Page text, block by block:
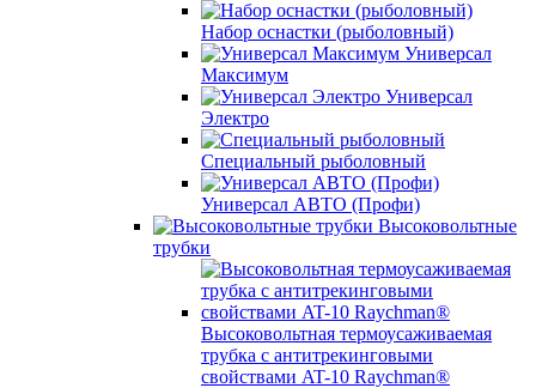
Набор оснастки (рыболовный)
Универсал
Максимум
Универсал
Электро
Специальный рыболовный
Универсал АВТО (Профи)
Высоковольтные
трубки
Высоковольтная термоусаживаемая
трубка с антитрекинговыми
свойствами AT-10 Raychman®